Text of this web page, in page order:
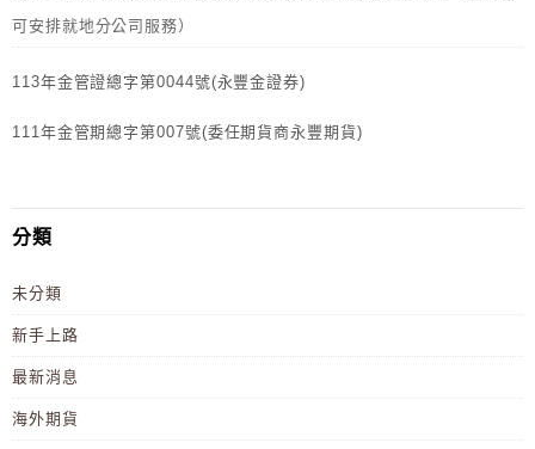
可安排就地分公司服務）
113年金管證總字第0044號(永豐金證券)
111年金管期總字第007號(委任期貨商永豐期貨)
分類
未分類
新手上路
最新消息
海外期貨